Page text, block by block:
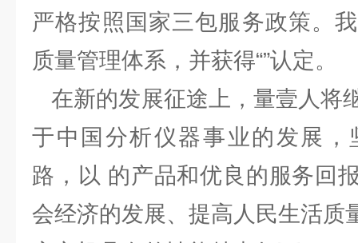
严格按照国家三包服务政策。
质量管理体系，并获得“”认定。
在新的发展征途上，量壹人将
于中国分析仪器事业的发展，
路，以 的产品和优良的服务回
会经济的发展、提高人民生活质